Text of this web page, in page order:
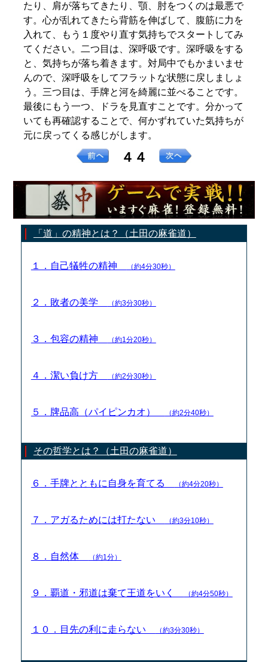
たり、肩が落ちてきたり、顎、肘をつくのは最悪で
す。心が乱れてきたら背筋を伸ばして、腹筋に力を
入れて、もう１度やり直す気持ちでスタートしてみ
てください。二つ目は、深呼吸です。深呼吸をする
と、気持ちが落ち着きます。対局中でもかまいませ
んので、深呼吸をしてフラットな状態に戻しましょ
う。三つ目は、手牌と河を綺麗に並べることです。
最後にもう一つ、ドラを見直すことです。分かって
いても再確認することで、何かずれていた気持ちが
元に戻ってくる感じがします。
４４
「道」の精神とは？（土田の麻雀道）
１．自己犠牲の精神 （約4分30秒）
２．敗者の美学 （約3分30秒）
３．包容の精神 （約1分20秒）
４．潔い負け方 （約2分30秒）
５．牌品高（パイピンカオ） （約2分40秒）
その哲学とは？（土田の麻雀道）
６．手牌とともに自身を育てる （約4分20秒）
７．アガるためには打たない （約3分10秒）
８．自然体 （約1分）
９．覇道・邪道は棄て王道をいく （約4分50秒）
１０．目先の利に走らない （約3分30秒）